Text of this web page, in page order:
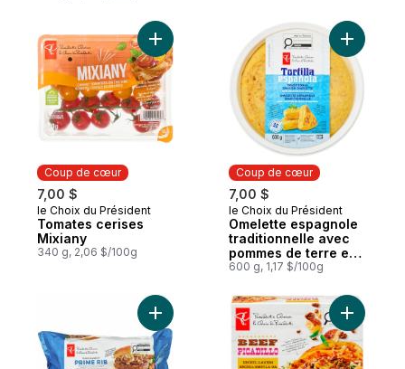
Coup de cœur
7,00 $
Coup de cœur
le Choix du Président
Tomates cerises
Mixiany
340 g, 2,06 $/100g
Ajouter Tomates cerises Mixiany au
Coup de cœur
7,00 $
Coup de cœur
le Choix du Président
Omelette espagnole
traditionnelle avec
pommes de terre et
oignons
600 g, 1,17 $/100g
Ajouter
Ajouter Burgers de côte de bœuf Épais
Ajouter